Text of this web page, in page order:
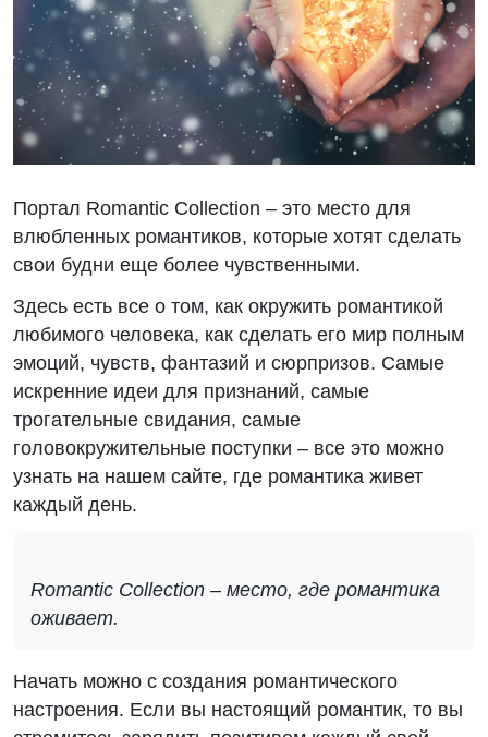
Портал Romantic Collection – это место для
влюбленных романтиков, которые хотят сделать
свои будни еще более чувственными.
Здесь есть все о том, как окружить романтикой
любимого человека, как сделать его мир полным
эмоций, чувств, фантазий и сюрпризов. Самые
искренние идеи для признаний, самые
трогательные свидания, самые
головокружительные поступки – все это можно
узнать на нашем сайте, где романтика живет
каждый день.
Romantic Collection – место, где романтика
оживает.
Начать можно с создания романтического
настроения. Если вы настоящий романтик, то вы